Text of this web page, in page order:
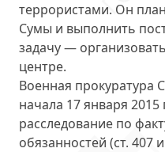
террористами. Он
Сумы и выполнить
задачу —
центре.
Военная прокуратура
начала 17 января 2015
расследование по
обязанностей (ст. 407